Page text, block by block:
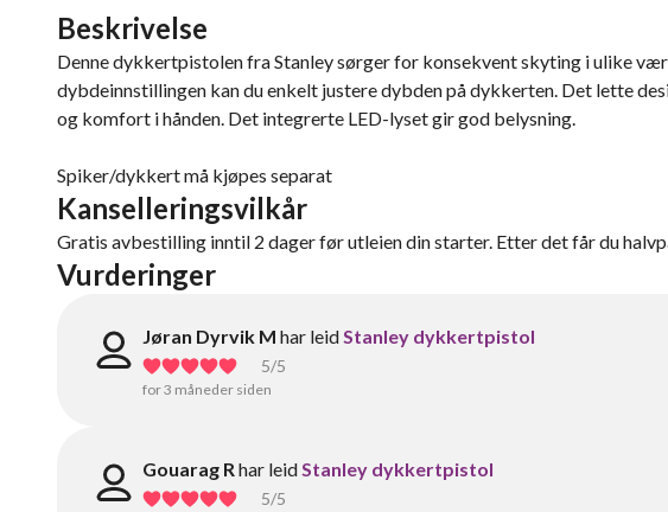
Beskrivelse
Denne dykkertpistolen fra Stanley sørger for konsekvent skyting i ulike
dybdeinnstillingen kan du enkelt justere dybden på dykkerten. Det lette
og komfort i hånden. Det integrerte LED-lyset gir god belysning.
Spiker/dykkert må kjøpes separat
Kanselleringsvilkår
Gratis avbestilling inntil 2 dager før utleien din starter. Etter det får du
Vurderinger
Jøran Dyrvik M har leidStanley dykkertpistol
5/5
for 3 måneder siden
Gouarag Rhar leidStanley dykkertpistol
5/5